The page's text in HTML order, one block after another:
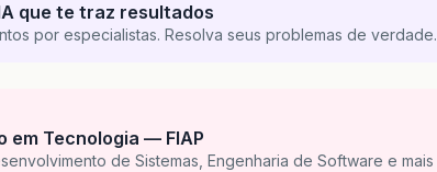
que te traz resultados
por especialistas. Resolva seus problemas de verdade.
em Tecnologia — FIAP
de Sistemas, Engenharia de Software e mais